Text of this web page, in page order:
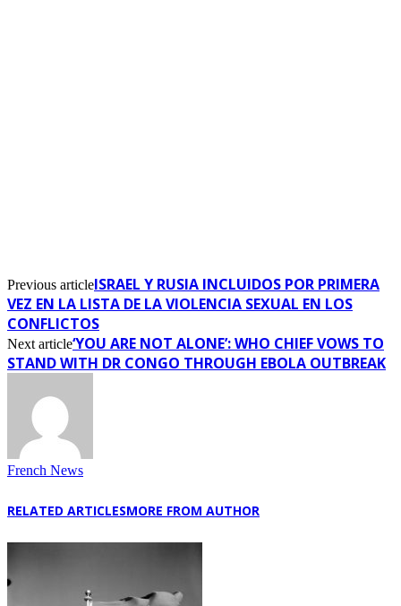
Previous articleISRAEL Y RUSIA INCLUIDOS POR PRIMERA
VEZ EN LA LISTA DE LA VIOLENCIA SEXUAL EN LOS
CONFLICTOS
Next article‘YOU ARE NOT ALONE’: WHO CHIEF VOWS TO
STAND WITH DR CONGO THROUGH EBOLA OUTBREAK
French News
RELATED ARTICLESMORE FROM AUTHOR